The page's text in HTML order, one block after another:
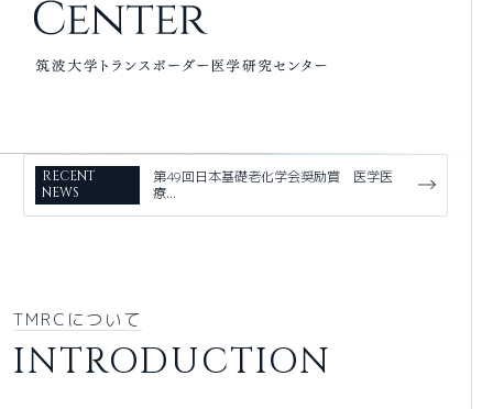
RECENT
NEWS
第49回日本基礎老化学会奨励賞 医学医
療...
TMRCについて
INTRODUCTION